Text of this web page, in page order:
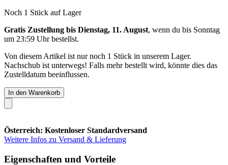
Noch 1 Stück auf Lager
Gratis Zustellung bis Dienstag, 11. August, wenn du bis Sonntag
um 23:59 Uhrbestellst.
Von diesem Artikel ist nur noch 1 Stück in unserem Lager.
Nachschub ist unterwegs! Falls mehr bestellt wird, könnte dies das
Zustelldatum beeinflussen.
In den Warenkorb
Österreich: Kostenloser Standardversand
Weitere Infos zu Versand & Lieferung
Eigenschaften und Vorteile